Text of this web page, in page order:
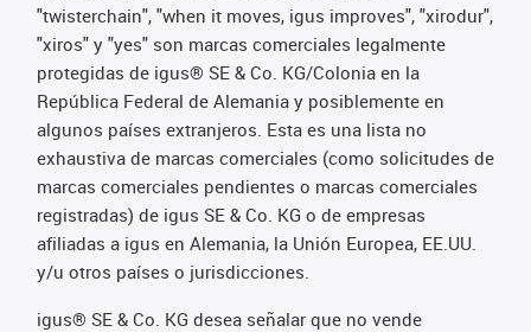
"twisterchain", "when it moves, igus improves", "xirodur",
"xiros" y "yes" son marcas comerciales legalmente
protegidas de igus® SE & Co. KG/Colonia en la
República Federal de Alemania y posiblemente en
algunos países extranjeros. Esta es una lista no
exhaustiva de marcas comerciales (como solicitudes de
marcas comerciales pendientes o marcas comerciales
registradas) de igus SE & Co. KG o de empresas
afiliadas a igus en Alemania, la Unión Europea, EE.UU.
y/u otros países o jurisdicciones.
igus® SE & Co. KG desea señalar que no vende